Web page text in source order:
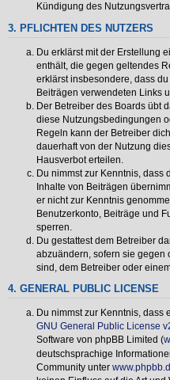
Kündigung des
3. PFLICHTEN DES NUTZERS
Du erklärst mit der Erstellung
enthält, die gegen geltendes
erklärst insbesondere, dass
Beiträgen verwendeten Links
Der Betreiber des Boards übt
diese Nutzungsbedingungen
Regeln kann der Betreiber
dauerhaft von der Nutzung
Hausverbot erteilen.
Du nimmst zur Kenntnis, dass
Inhalte von Beiträgen
er nicht zur Kenntnis
Benutzerkonto, Beiträge und
sperren.
Du gestattest dem Betreiber
abzuändern, sofern sie gegen
sind, dem Betreiber oder
4. GENERAL PUBLIC LICENSE
Du nimmst zur Kenntnis, dass
GNU General Public License
Software von phpBB Limited (
deutschsprachige
Community unter